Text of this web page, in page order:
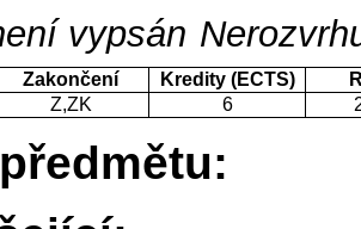
vypsán
Zakončení Kredity (ECTS)
Z,ZK 6